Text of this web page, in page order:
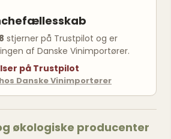
stjerner på Trustpilot og er
af Danske Vinimportører.
på Trustpilot
Danske Vinimportører
økologiske producenter